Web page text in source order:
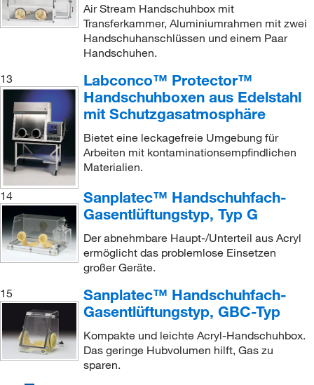
Air Stream Handschuhbox mit
Transferkammer, Aluminiumrahmen mit zwei
Handschuhanschlüssen und einem Paar
Handschuhen.
13
Labconco™ Protector™
Handschuhboxen aus Edelstahl
mit Schutzgasatmosphäre
Bietet eine leckagefreie Umgebung für
Arbeiten mit kontaminationsempfindlichen
Materialien.
14
Sanplatec™ Handschuhfach-
Gasentlüftungstyp, Typ G
Der abnehmbare Haupt-/Unterteil aus Acryl
ermöglicht das problemlose Einsetzen
großer Geräte.
15
Sanplatec™ Handschuhfach-
Gasentlüftungstyp, GBC-Typ
Kompakte und leichte Acryl-Handschuhbox.
Das geringe Hubvolumen hilft, Gas zu
sparen.